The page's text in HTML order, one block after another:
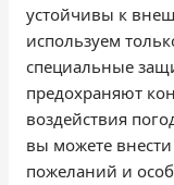
устойчивы к
используем
специальные
предохраняют
воздействия
вы можете
пожеланий и